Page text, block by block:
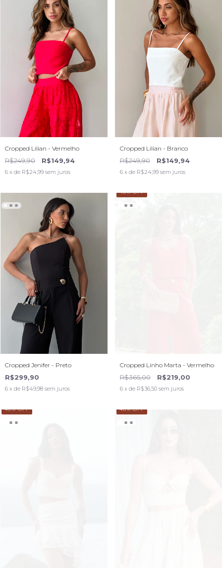
Cropped Lilian - Vermelho
R$249,90 R$149,94
6 x de R$24,99 sem juros
Cropped Lilian - Branco
R$249,90 R$149,94
6 x de R$24,99 sem juros
Cropped Jenifer - Preto
R$299,90
6 x de R$49,98 sem juros
40% OFF
Cropped Linho Marta - Vermelho
R$365,00 R$219,00
6 x de R$36,50 sem juros
40% OFF 40% OFF